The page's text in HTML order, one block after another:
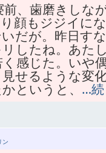
、歯磨きしな
顔もジジイに
だが。昨日す
したね。あた
感じた。いや
せるような変
というと、 …
ン